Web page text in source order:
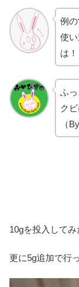
例の
使
は！
ふっ
ク
（
10gを投入して
更に5g追加で行